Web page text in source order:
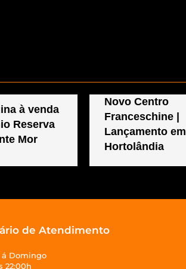
à venda
Reserva
Mor
Novo Centro
Franceschine |
Lançamento em
Hortolândia
de Atendimento
á Domingo
22:00h